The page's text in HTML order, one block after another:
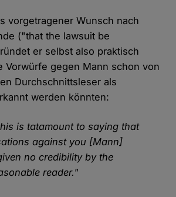
vorgetragener Wunsch nach
("that the lawsuit be
er selbst also praktisch
Vorwürfe gegen Mann schon von
Durchschnittsleser als
werden könnten:
is tatamount to saying that
against you [Mann]
no credibility by the
reader."